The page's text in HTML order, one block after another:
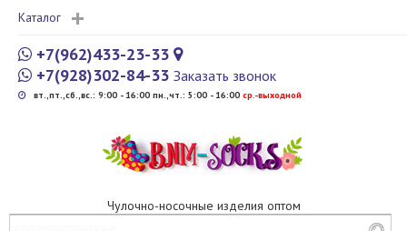
Каталог
+7(962)433-23-33
+7(928)302-84-33 Заказать звонок
вт.,пт.,сб.,вс.: 9:00 - 16:00 пн.,чт.: 5:00 - 16:00 cр.-выходной
Чулочно-носочные изделия оптом